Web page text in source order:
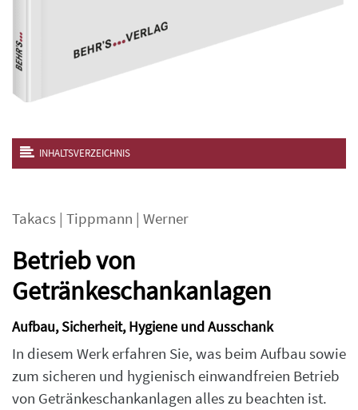
INHALTSVERZEICHNIS
Takacs | Tippmann | Werner
Betrieb von
Getränkeschankanlagen
Aufbau, Sicherheit, Hygiene und Ausschank
In diesem Werk erfahren Sie, was beim Aufbau sowie
zum sicheren und hygienisch einwandfreien Betrieb
von Getränkeschankanlagen alles zu beachten ist.